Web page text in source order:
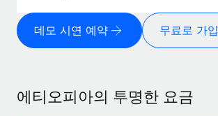
데모 시연 예약 무료로 가
에티오피아의 투명한 요금